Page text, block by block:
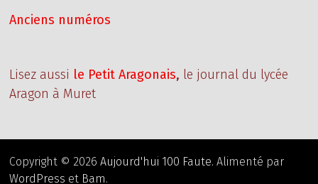
Anciens numéros
Lisez aussi le Petit Aragonais, le journal du lycée
Aragon à Muret
Copyright © 2026Aujourd'hui 100 Faute. Alimenté par
WordPress et Bam.